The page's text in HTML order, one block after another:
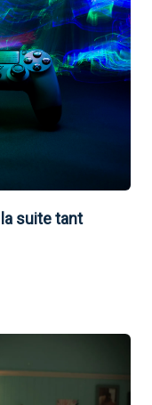
suite tant